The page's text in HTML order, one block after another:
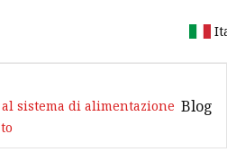
sistema di alimentazione Blog